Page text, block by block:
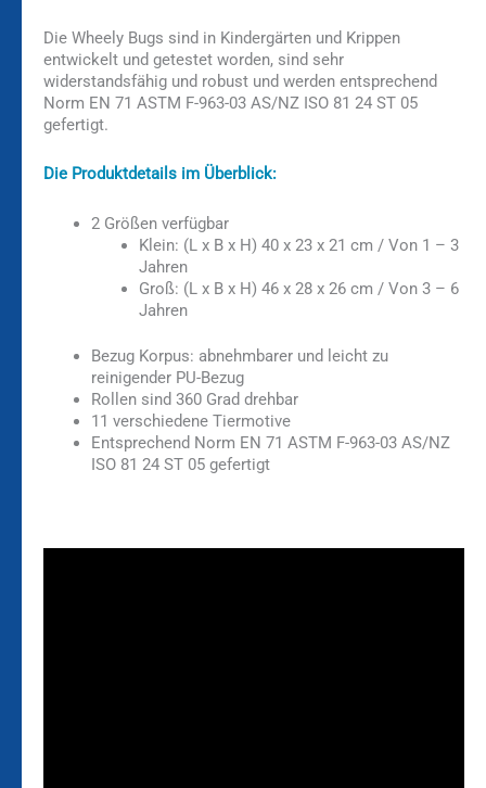
Die Wheely Bugs sind in Kindergärten und Krippen
entwickelt und getestet worden, sind sehr
widerstandsfähig und robust und werden entsprechend
Norm EN 71 ASTM F-963-03 AS/NZ ISO 81 24 ST 05
gefertigt.
Die Produktdetails im Überblick:
2 Größen verfügbar
Klein: (L x B x H) 40 x 23 x 21 cm / Von 1 – 3
Jahren
Groß: (L x B x H) 46 x 28 x 26 cm / Von 3 – 6
Jahren
Bezug Korpus: abnehmbarer und leicht zu
reinigender PU-Bezug
Rollen sind 360 Grad drehbar
11 verschiedene Tiermotive
Entsprechend Norm EN 71 ASTM F-963-03 AS/NZ
ISO 81 24 ST 05 gefertigt